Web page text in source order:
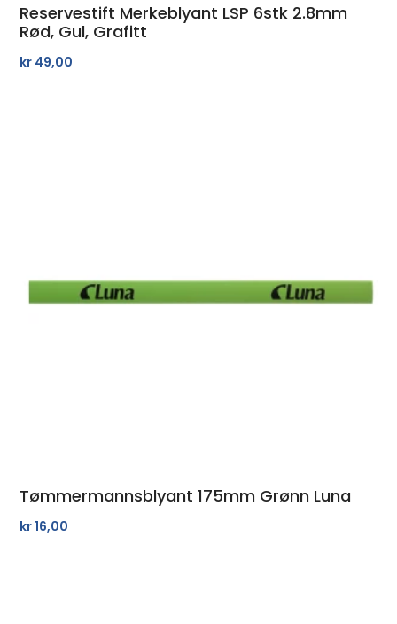
Reservestift Merkeblyant LSP 6stk 2.8mm
Rød, Gul, Grafitt
kr 49,00
Tømmermannsblyant 175mm Grønn Luna
kr16,00